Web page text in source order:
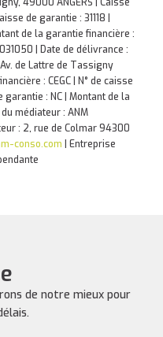
de garantie : 31118 |
de la garantie financière :
| Date de délivrance :
de Lattre de Tassigny
: CEGC | N° de caisse
garantie : NC | Montant de la
médiateur : ANM
: 2, rue de Colmar 94300
conso.com
Entreprise
de notre mieux pour